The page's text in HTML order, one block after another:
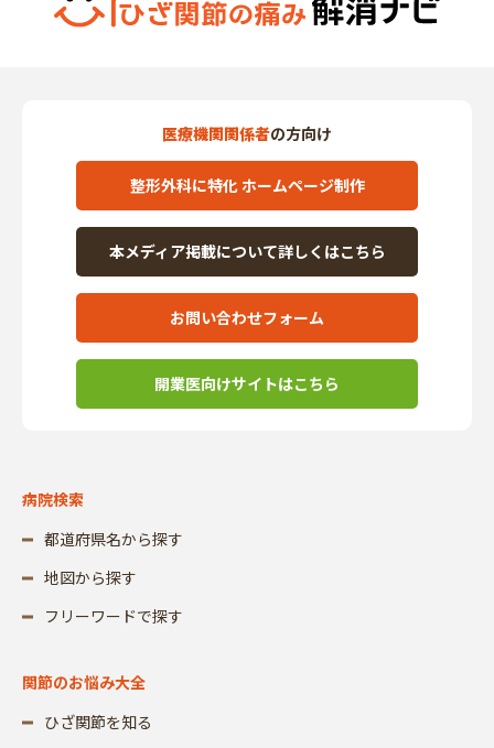
医療機関関係者の方向け
整形外科に特化 ホームページ制作
本メディア掲載について詳しくはこちら
お問い合わせフォーム
開業医向けサイトはこちら
病院検索
都道府県名から探す
地図から探す
フリーワードで探す
関節のお悩み大全
ひざ関節を知る